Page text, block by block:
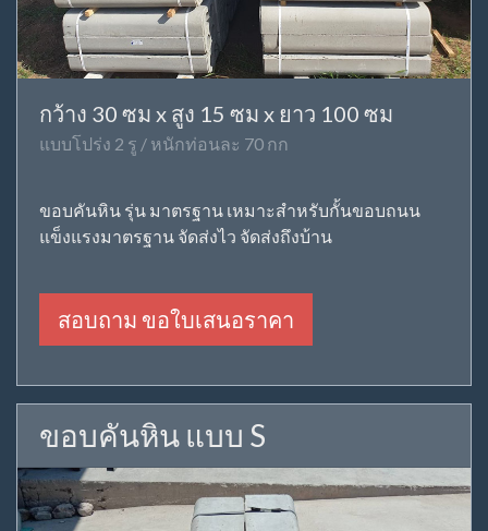
กว้าง 30 ซม x สูง 15 ซม x ยาว 100 ซม
แบบโปร่ง 2 รู / หนักท่อนละ 70 กก
ขอบคันหิน รุ่น มาตรฐาน เหมาะสำหรับกั้นขอบถนน
แข็งแรงมาตรฐาน จัดส่งไว จัดส่งถึงบ้าน
สอบถาม ขอใบเสนอราคา
ขอบคันหิน แบบ S